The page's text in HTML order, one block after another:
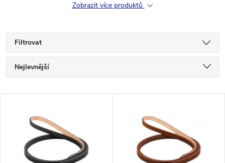
Zobrazit více produktů
Filtrovat
Ř
a
Nejlevnější
Abecedně